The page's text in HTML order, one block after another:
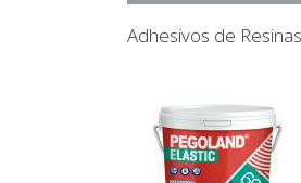
Adhesivos de